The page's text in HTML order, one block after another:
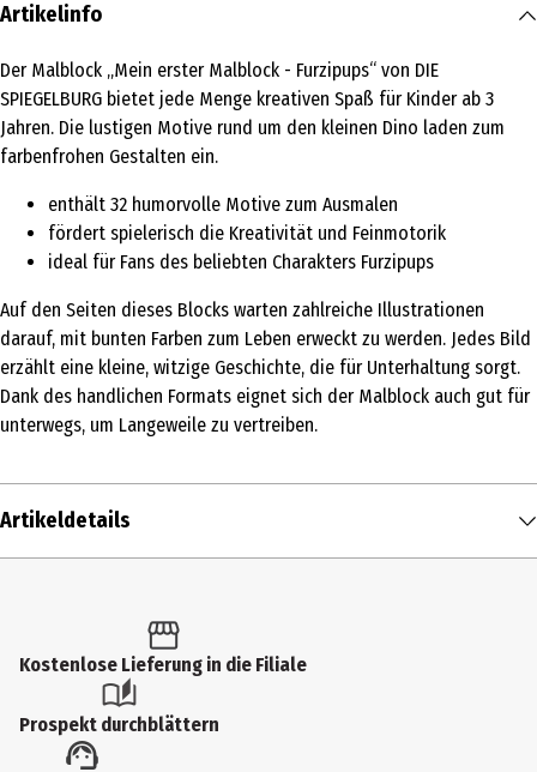
Artikelinfo
Der Malblock „Mein erster Malblock - Furzipups“ von DIE
SPIEGELBURG bietet jede Menge kreativen Spaß für Kinder ab 3
Jahren. Die lustigen Motive rund um den kleinen Dino laden zum
farbenfrohen Gestalten ein.
enthält 32 humorvolle Motive zum Ausmalen
fördert spielerisch die Kreativität und Feinmotorik
ideal für Fans des beliebten Charakters Furzipups
Auf den Seiten dieses Blocks warten zahlreiche Illustrationen
darauf, mit bunten Farben zum Leben erweckt zu werden. Jedes Bild
erzählt eine kleine, witzige Geschichte, die für Unterhaltung sorgt.
Dank des handlichen Formats eignet sich der Malblock auch gut für
unterwegs, um Langeweile zu vertreiben.
Artikeldetails
Produkttyp
Kleinspielzeug
Altersempfehlung ab
Kostenlose Lieferung in die Filiale
Prospekt durchblättern